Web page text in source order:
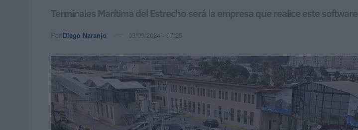
Terminales Marítima del Estrecho será la empresa que realice este software
Por Diego Naranjo 03/09/2024 - 07:25